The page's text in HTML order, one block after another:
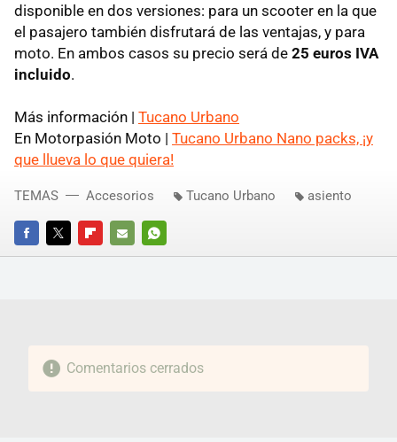
disponible en dos versiones: para un scooter en la que
el pasajero también disfrutará de las ventajas, y para
moto. En ambos casos su precio será de 25 euros IVA
incluido.
Más información | Tucano Urbano
En Motorpasión Moto | Tucano Urbano Nano packs, ¡y
que llueva lo que quiera!
FACEBOOKTWITTERFLIPBOARD
E-
WHATSAPP
TEMAS Accesorios Tucano Urbano asiento
Comentarios cerrados